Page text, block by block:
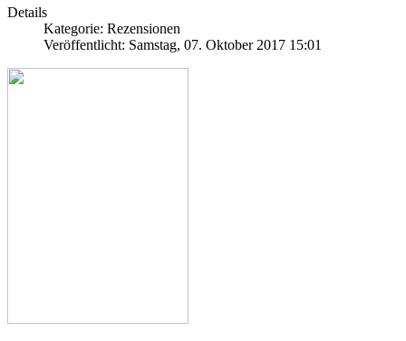
Details
Kategorie: Rezensionen
Veröffentlicht: Samstag, 07. Oktober 2017 15:01